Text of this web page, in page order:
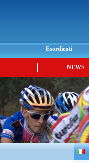
Esordienti
NEWS